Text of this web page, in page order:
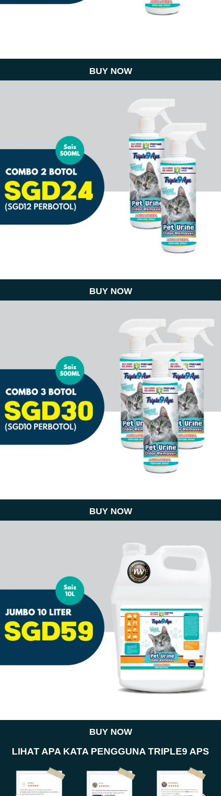
BUY NOW
BUY NOW
BUY NOW
BUY NOW
LIHAT APA KATA PENGGUNA TRIPLE9 APS